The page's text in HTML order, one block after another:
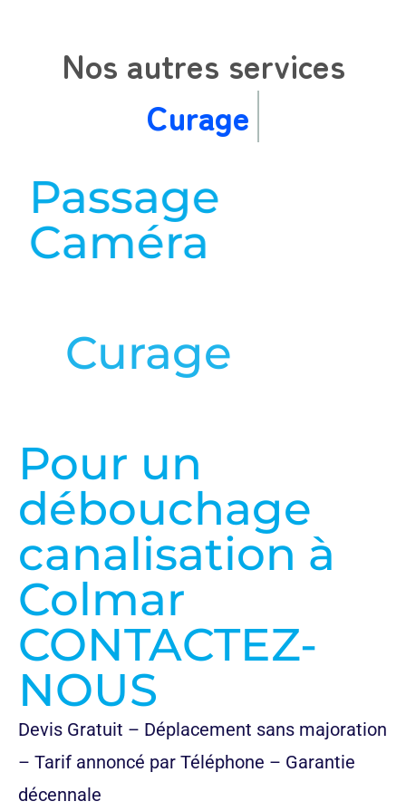
Nos autres services
Passage
Caméra
en savoir plus
en savoir plus
débouchage
canalisation à
Colmar
CONTACTEZ-
NOUS
Devis Gratuit – Déplacement sans majoration
– Tarif annoncé par Téléphone – Garantie
décennale